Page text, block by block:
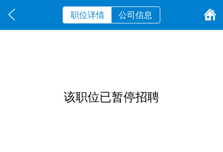
职位详情 公司信息
该职位已暂停招聘